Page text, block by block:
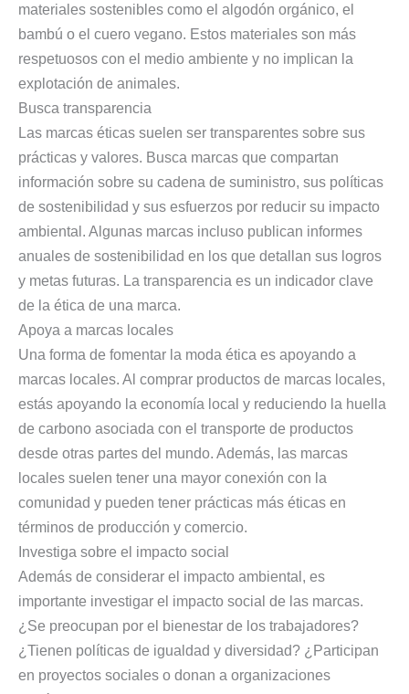
materiales sostenibles como el algodón orgánico, el
bambú o el cuero vegano. Estos materiales son más
respetuosos con el medio ambiente y no implican la
explotación de animales.
Busca transparencia
Las marcas éticas suelen ser transparentes sobre sus
prácticas y valores. Busca marcas que compartan
información sobre su cadena de suministro, sus políticas
de sostenibilidad y sus esfuerzos por reducir su impacto
ambiental. Algunas marcas incluso publican informes
anuales de sostenibilidad en los que detallan sus logros
y metas futuras. La transparencia es un indicador clave
de la ética de una marca.
Apoya a marcas locales
Una forma de fomentar la moda ética es apoyando a
marcas locales. Al comprar productos de marcas locales,
estás apoyando la economía local y reduciendo la huella
de carbono asociada con el transporte de productos
desde otras partes del mundo. Además, las marcas
locales suelen tener una mayor conexión con la
comunidad y pueden tener prácticas más éticas en
términos de producción y comercio.
Investiga sobre el impacto social
Además de considerar el impacto ambiental, es
importante investigar el impacto social de las marcas.
¿Se preocupan por el bienestar de los trabajadores?
¿Tienen políticas de igualdad y diversidad? ¿Participan
en proyectos sociales o donan a organizaciones